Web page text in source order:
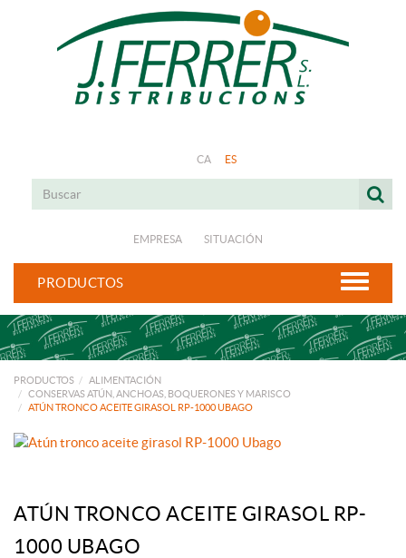
CA ES
EMPRESA SITUACIÓN
PRODUCTOS
PRODUCTOS
ALIMENTACIÓN
CONSERVAS ATÚN, ANCHOAS, BOQUERONES Y MARISCO
ATÚN TRONCO ACEITE GIRASOL RP-1000 UBAGO
ATÚN TRONCO ACEITE GIRASOL RP-
1000 UBAGO